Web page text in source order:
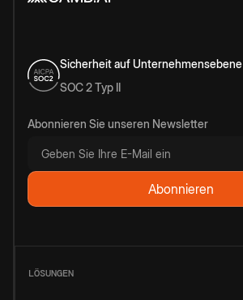
Sicherheit auf Unternehmensebene
SOC 2 Typ II
Abonnieren Sie unseren Newsletter
LÖSUNGEN